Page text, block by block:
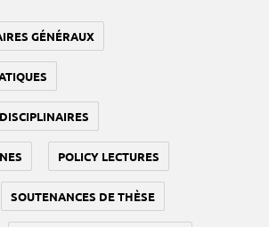
GÉNÉRAUX
POLICY LECTURES
SOUTENANCES DE THÈSE